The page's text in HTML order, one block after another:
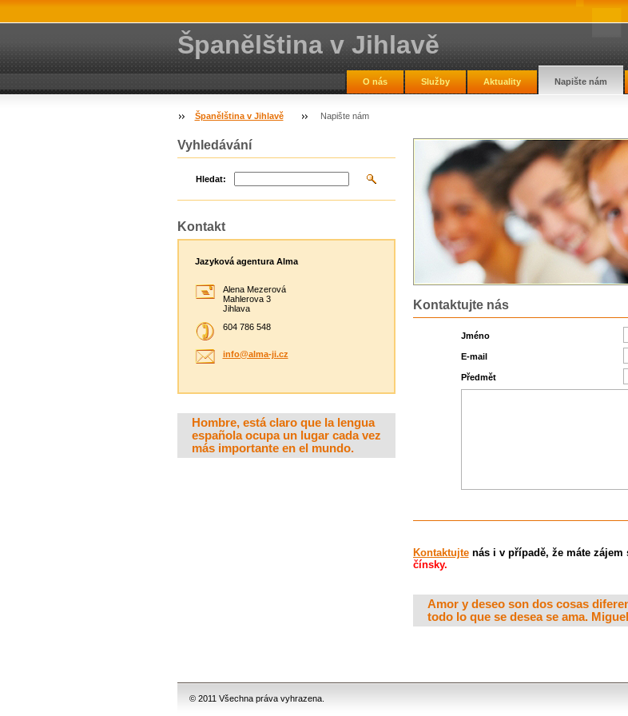
Španělština v Jihlavě
O nás Služby Aktuality Napište nám
Španělština v Jihlavě Napište nám
Kontaktujte nás
Jméno
E-mail
Předmět
Kontaktujtenás i v případě, že máte zájem
čínsky.
Amor y deseo son dos cosas
todo lo que se desea se ama.
Vyhledávání
Hledat:
Kontakt
Jazyková agentura Alma
Alena Mezerová
Mahlerova 3
Jihlava
604 786 548
info@alma-ji.cz
Hombre, está claro que la lengua
española ocupa un lugar cada vez
más importante en el mundo.
© 2011 Všechna práva vyhrazena.